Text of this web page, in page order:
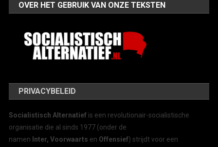
OVER HET GEBRUIK VAN ONZE TEKSTEN
PRIVACYBELEID
Socialistisch Alternatief is een revolutionair-socialistische
organisatie die al sinds 1977 (onder de
namen Inter, Voorwaarts en Offensief) strijdt voor een